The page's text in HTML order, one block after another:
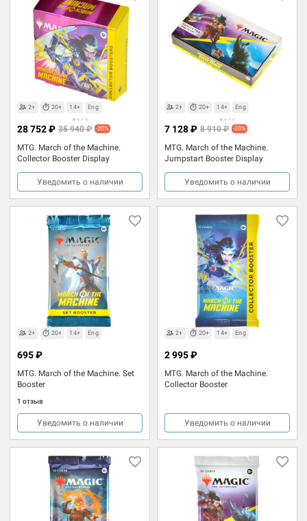
2+ 20+ 14+ Eng
MTG. March of the Machine.
Collector Booster Display
28 752 ₽ 35 940 ₽ -20%
Уведомить о наличии
2+ 20+ 14+ Eng
MTG. March of the Machine.
Jumpstart Booster Display
7 128 ₽ 8 910 ₽ -20%
Уведомить о наличии
2+ 20+ 14+ Eng
MTG. March of the Machine. Set
Booster
1 отзыв
695 ₽
Уведомить о наличии
2+ 20+ 14+ Eng
MTG. March of the Machine.
Collector Booster
2 995 ₽
Уведомить о наличии